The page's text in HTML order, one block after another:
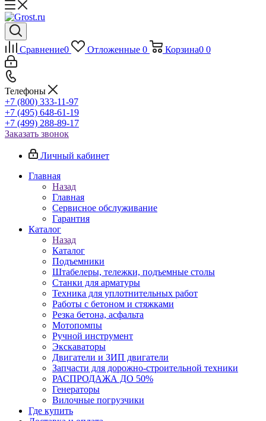
Сравнение0 Отложенные 0 Корзина0 0
Телефоны
+7 (800) 333-11-97
+7 (495) 648-61-19
+7 (499) 288-89-17
Заказать звонок
Личный кабинет
Главная
Назад
Главная
Сервисное обслуживание
Гарантия
Каталог
Назад
Каталог
Подъемники
Штабелеры, тележки, подъемные столы
Станки для арматуры
Техника для уплотнительных работ
Работы с бетоном и стяжками
Резка бетона, асфальта
Мотопомпы
Ручной инструмент
Экскаваторы
Двигатели и ЗИП двигатели
Запчасти для дорожно-строительной техники
РАСПРОДАЖА ДО 50%
Генераторы
Вилочные погрузчики
Где купить